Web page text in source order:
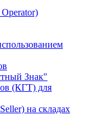
Знак"
(КГТ) для
на складах